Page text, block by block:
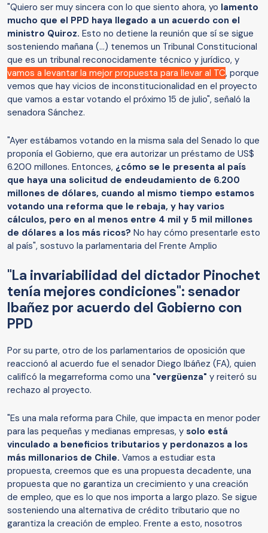
"Quiero ser muy sincera con lo que siento ahora, yo lamento
mucho que el PPD haya llegado a un acuerdo con el
ministro Quiroz. Esto no detiene la reunión que sí se sigue
sosteniendo mañana (...) tenemos un Tribunal Constitucional
que es un tribunal reconocidamente técnico y jurídico, y
vamos a levantar la mejor propuesta para llevar al TC, porque
vemos que hay vicios de inconstitucionalidad en el proyecto
que vamos a estar votando el próximo 15 de julio", señaló la
senadora Sánchez.
"Ayer estábamos votando en la misma sala del Senado lo que
proponía el Gobierno, que era autorizar un préstamo de US$
6.200 millones. Entonces, ¿cómo se le presenta al país
que haya una solicitud de endeudamiento de 6.200
millones de dólares, cuando al mismo tiempo estamos
votando una reforma que le rebaja, y hay varios
cálculos, pero en al menos entre 4 mil y 5 mil millones
de dólares a los más ricos? No hay cómo presentarle esto
al país", sostuvo la parlamentaria del Frente Amplio
"La invariabilidad del dictador Pinochet
tenía mejores condiciones": senador
Ibañez por acuerdo del Gobierno con
PPD
Por su parte, otro de los parlamentarios de oposición que
reaccionó al acuerdo fue el senador Diego Ibáñez (FA), quien
calificó la megarreforma como una "vergüenza" y reiteró su
rechazo al proyecto.
"Es una mala reforma para Chile, que impacta en menor poder
para las pequeñas y medianas empresas, y solo está
vinculado a beneficios tributarios y perdonazos a los
más millonarios de Chile. Vamos a estudiar esta
propuesta, creemos que es una propuesta decadente, una
propuesta que no garantiza un crecimiento y una creación
de empleo, que es lo que nos importa a largo plazo. Se sigue
sosteniendo una alternativa de crédito tributario que no
garantiza la creación de empleo. Frente a esto, nosotros